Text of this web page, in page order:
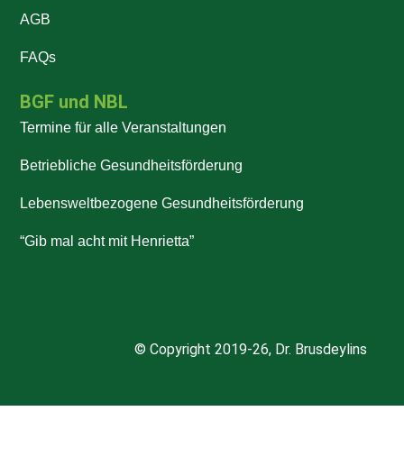
BGF und NBL
Termine für alle Veranstaltungen
Betriebliche Gesundheitsförderung
Lebensweltbezogene Gesundheitsförderung
“Gib mal acht mit Henrietta”
AGB
FAQs
© Copyright 2019-26, Dr. Brusdeylins